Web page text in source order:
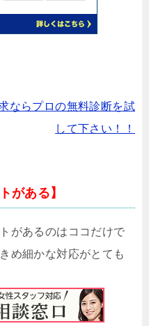
ならプロの無料診断を試
して下さい！！
がある】
があるのはココだけで
め細かな対応がとても